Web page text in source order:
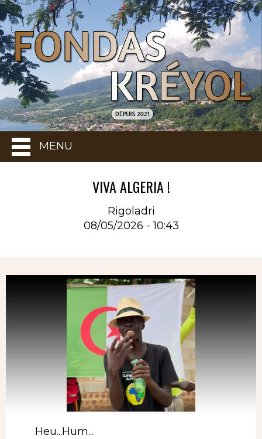
MENU
VIVA ALGERIA !
Rigoladri
08/05/2026 - 10:43
Heu...Hum...